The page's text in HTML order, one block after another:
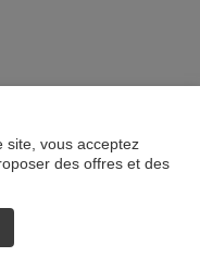
site, vous acceptez
des offres et des